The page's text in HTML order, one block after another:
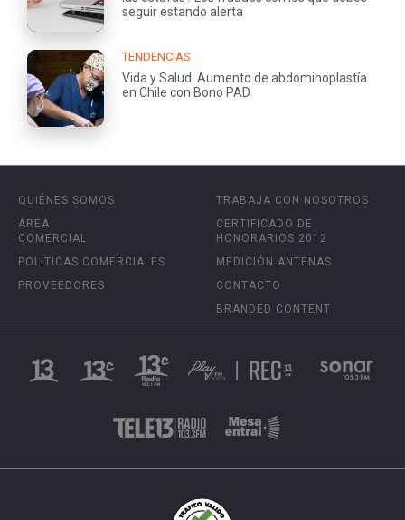
seguir estando alerta
TENDENCIAS
Vida y Salud: Aumento de abdominoplastía
en Chile con Bono PAD
QUIÉNES SOMOS
ÁREA
COMERCIAL
POLÍTICAS COMERCIALES
PROVEEDORES
TRABAJA CON NOSOTROS
CERTIFICADO DE
HONORARIOS 2012
MEDICIÓN ANTENAS
CONTACTO
BRANDED CONTENT